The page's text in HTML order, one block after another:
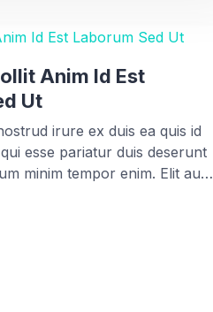
Anim Id Est
Ut
irure ex duis ea quis id
esse pariatur duis deserunt
minim tempor enim. Elit aute